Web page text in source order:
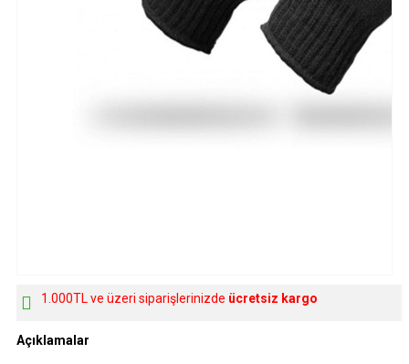
1.000TL ve üzeri siparişlerinizde ücretsiz kargo
Açıklamalar